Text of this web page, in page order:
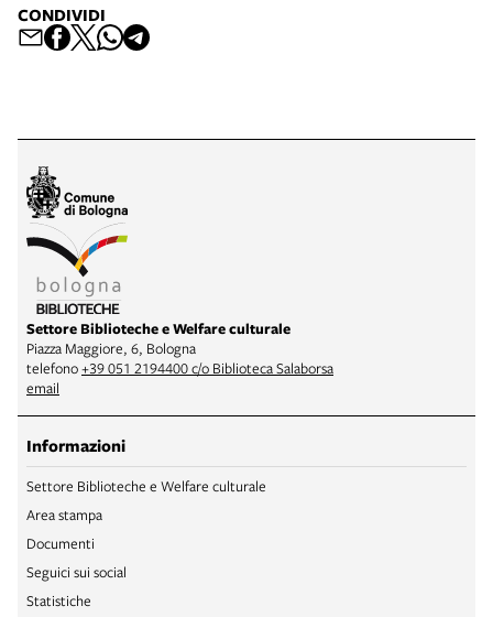
CONDIVIDI
Settore Biblioteche e Welfare culturale
Piazza Maggiore, 6, Bologna
telefono+39 051 2194400 c/o Biblioteca Salaborsa
email
Informazioni
Settore Biblioteche e Welfare culturale
Area stampa
Documenti
Seguici sui social
Statistiche